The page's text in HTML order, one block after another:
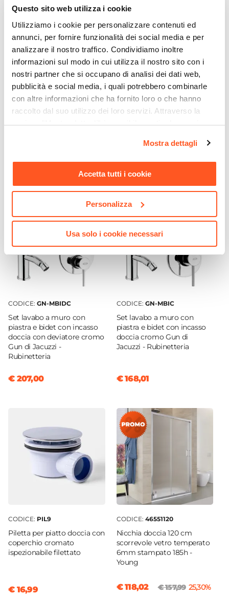
Questo sito web utilizza i cookie
Utilizziamo i cookie per personalizzare contenuti ed
annunci, per fornire funzionalità dei social media e per
analizzare il nostro traffico. Condividiamo inoltre
informazioni sul modo in cui utilizza il nostro sito con i
nostri partner che si occupano di analisi dei dati web,
pubblicità e social media, i quali potrebbero combinarle
con altre informazioni che ha fornito loro o che hanno
raccolto dal suo utilizzo dei loro servizi. Attraverso la
sezione "Mostra dettagli" è possibile gestire le proprie
momento. Per maggiori informazioni si invita a leggere la
nostraCookie Policy.
Mostra dettagli
Accetta tutti i cookie
Personalizza
Usa solo i cookie necessari
CODICE:JPD1
Presa acqua a parete
€ 8,00
CODICE:GUN1215
Miscelatori in set Jacuzzi -
deviatore ottone cromato
€ 182,00
CODICE: GN-MBIDC
Set lavabo a muro con
piastra e bidet con incasso
doccia con deviatore cromo
Gun di Jacuzzi -
Rubinetteria
€ 207,00
CODICE: GN-MBIC
Set lavabo a muro con
piastra e bidet con incasso
doccia cromo Gun di
Jacuzzi - Rubinetteria
€ 168,01
CODICE: PIL9
Piletta per piatto doccia con
coperchio cromato
ispezionabile filettato
€ 16,99
CODICE: 46551120
Nicchia doccia 120 cm
scorrevole vetro temperato
6mm stampato 185h -
Young
€ 118,02 € 157,99 25,30%